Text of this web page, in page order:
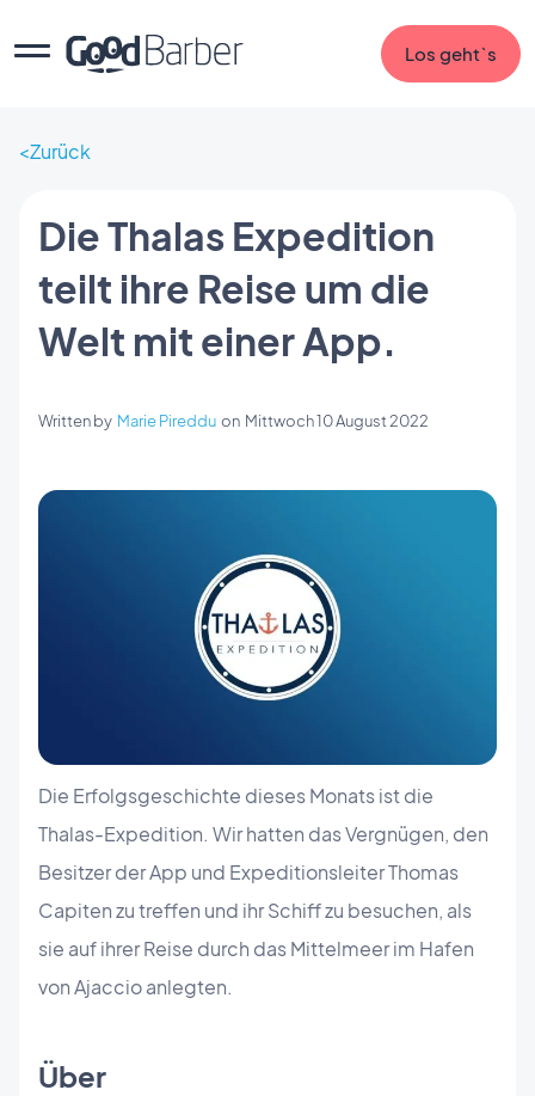
Los geht`s
Zurück
Die Thalas Expedition
teilt ihre Reise um die
Welt mit einer App.
Written by Marie Pireddu on Mittwoch 10 August 2022
Die Erfolgsgeschichte dieses Monats ist die
Thalas-Expedition. Wir hatten das Vergnügen, den
Besitzer der App und Expeditionsleiter Thomas
Capiten zu treffen und ihr Schiff zu besuchen, als
sie auf ihrer Reise durch das Mittelmeer im Hafen
von Ajaccio anlegten.
Über